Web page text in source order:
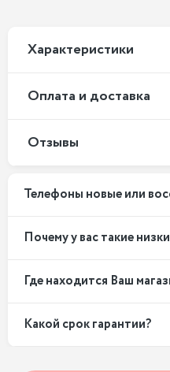
Xарактеристики
Оплата и доставка
Отзывы
Телефоны новые или
Почему у вас такие
Где находится Ваш
Какой срок гарантии?